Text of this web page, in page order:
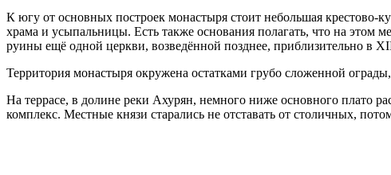
К югу от основных построек монастыря стоит небольшая крестово-
храма и усыпальницы. Есть также основания полагать, что на этом
руины ещё одной церкви, возведённой позднее, приблизительно в
Территория монастыря окружена остатками грубо сложенной
На террасе, в долине реки Ахурян, немного ниже основного плато
комплекс. Местные князи старались не отставать от столичных,